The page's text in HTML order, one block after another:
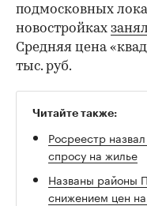
подмосковных
новостройках занял
Средняя цена
тыс. руб.
Читайте также:
Росреестр
спросу на жилье
Названы районы
снижением цен